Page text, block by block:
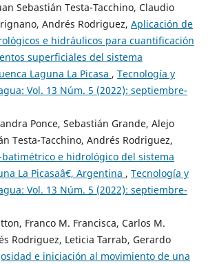
Sebastián Testa-Tacchino, Claudio
Andrés Rodriguez, Aplicación de
e hidráulicos para cuantificación
superficiales del sistema
Laguna La Picasa , Tecnología y
Vol. 13 Núm. 5 (2022): septiembre-
Ponce, Sebastián Grande, Alejo
Testa-Tacchino, Andrés Rodriguez,
e hidrológico del sistema
La Picasaâ€, Argentina , Tecnología y
Vol. 13 Núm. 5 (2022): septiembre-
Franco M. Francisca, Carlos M.
Rodriguez, Leticia Tarrab, Gerardo
e iniciación al movimiento de una